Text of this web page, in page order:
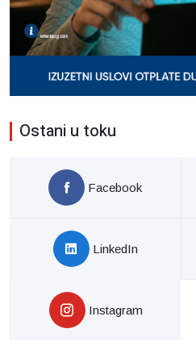
Ostani u toku
Facebook
LinkedIn
Instagram